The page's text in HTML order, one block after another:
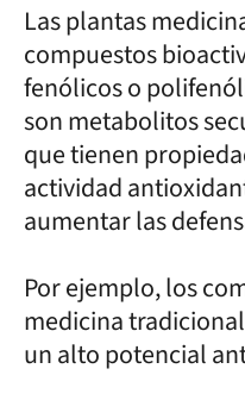
Las plantas
compuestos
fenólicos o
son metabolitos
que tienen
actividad
aumentar las
Por ejemplo, los
medicina
un alto potencial